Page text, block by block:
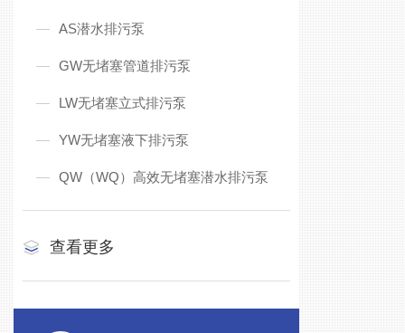
AS潜水排污泵
GW无堵塞管道排污泵
LW无堵塞立式排污泵
YW无堵塞液下排污泵
QW（WQ）高效无堵塞潜水排污泵
查看更多